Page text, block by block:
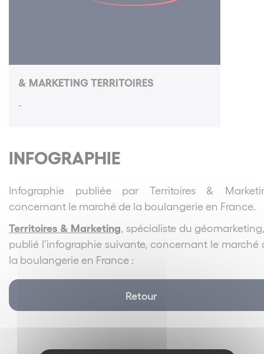
& MARKETING TERRITOIRES
-
INFOGRAPHIE
Infographie publiée par Territoires &
concernant le marché de la boulangerie en France.
Territoires & Marketing , spécialiste du
publié l’infographie suivante, concernant le marché
la boulangerie en France :
Retour